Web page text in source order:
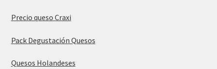
Precio queso Craxi
Pack Degustación Quesos
Quesos Holandeses